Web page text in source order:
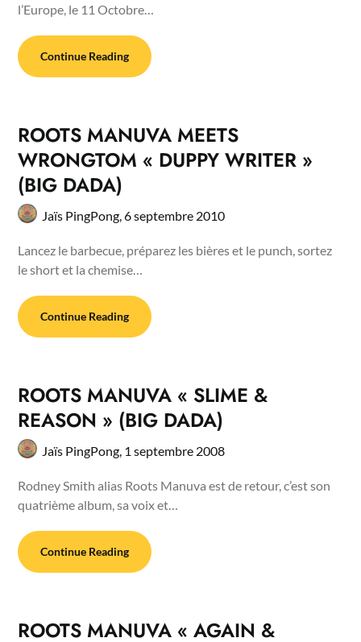
l’Europe, le 11 Octobre…
Continue Reading
ROOTS MANUVA MEETS
WRONGTOM « DUPPY WRITER »
(BIG DADA)
Jaïs PingPong,6 septembre 2010
Lancez le barbecue, préparez les bières et le punch, sortez
le short et la chemise…
Continue Reading
ROOTS MANUVA « SLIME &
REASON » (BIG DADA)
Jaïs PingPong, 1 septembre 2008
Rodney Smith alias Roots Manuva est de retour, c’est son
quatrième album, sa voix et…
Continue Reading
ROOTS MANUVA « AGAIN &